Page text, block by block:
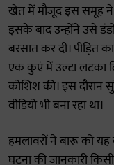
खेत में मौजूद इस समूह ने
इसके बाद उन्होंने उसे
बरसात कर दी। पीड़ित
एक कुएं में उल्टा लटका
कोशिश की। इस दौरान
वीडियो भी बना रहा था।
हमलावरों ने बारू को
घटना की जानकारी